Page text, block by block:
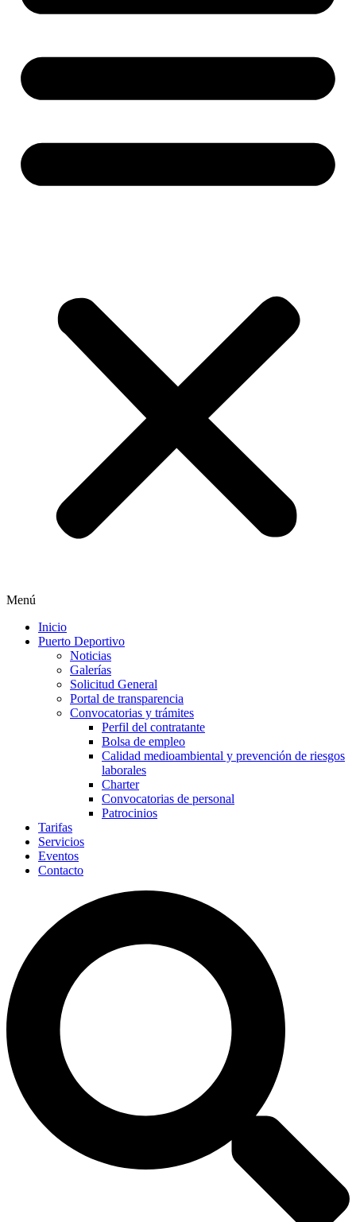
Menú
Inicio
Puerto Deportivo
Noticias
Galerías
Solicitud General
Portal de transparencia
Convocatorias y trámites
Perfil del contratante
Bolsa de empleo
Calidad medioambiental y prevención de riesgos
laborales
Charter
Convocatorias de personal
Patrocinios
Tarifas
Servicios
Eventos
Contacto